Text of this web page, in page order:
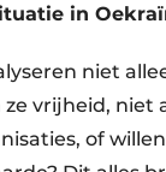
in
niet
vrijheid, niet
of